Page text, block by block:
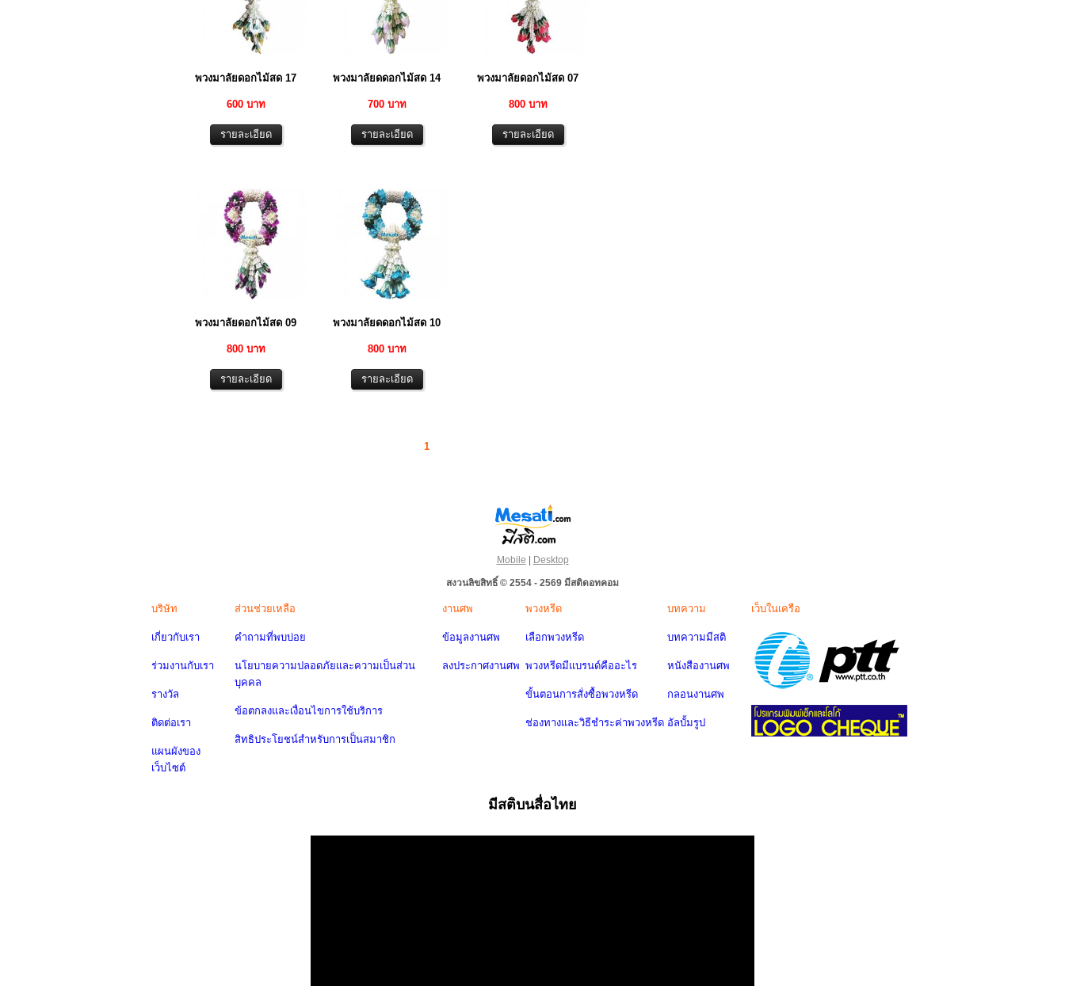
พวงมาลัยดอกไม้สด 17
600 บาท
พวงมาลัยดดอกไม้สด 14
700 บาท
พวงมาลัยดอกไม้สด 07
800 บาท
พวงมาลัยดอกไม้สด 09
800 บาท
พวงมาลัยดดอกไม้สด 10
800 บาท
1
Mobile | Desktop
สงวนลิขสิทธิ์ © 2554 - 2569 มีสติดอทคอม
บริษัท
เกี่ยวกับเรา
ร่วมงานกับเรา
รางวัล
ติดต่อเรา
แผนผังของ
เว็บไซต์
ส่วนช่วยเหลือ
คำถามที่พบบ่อย
นโยบายความปลอดภัยและความเป็นส่วน
บุคคล
ข้อตกลงและเงื่อนไขการใช้บริการ
สิทธิประโยชน์สำหรับการเป็นสมาชิก
งานศพ
ข้อมูลงานศพ
ลงประกาศงานศพ
พวงหรีด
เลือกพวงหรีด
พวงหรีดมีแบรนด์คืออะไร
ขั้นตอนการสั่งซื้อพวงหรีด
ช่องทางและวิธีชำระค่าพวงหรีด
บทความ
บทความมีสติ
หนังสืองานศพ
กลอนงานศพ
อัลบั้มรูป
เว็บในเครือ
มีสติบนสื่อไทย